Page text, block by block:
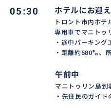
ランで食事を楽しんだり、
店に立ち寄ったりと、島の
めくくれます。旅の目的が
の土地らしさ」に広がるの
このプランが特別な理由・
最大の魅力は、「先住民ガ
05:30 ホテルにお迎え
トロント市内ホテ
専用車でマニトゥ
・途中パーキング
・距離約580㌔、
午前中
マニトゥリン島到
・先住民のガイ